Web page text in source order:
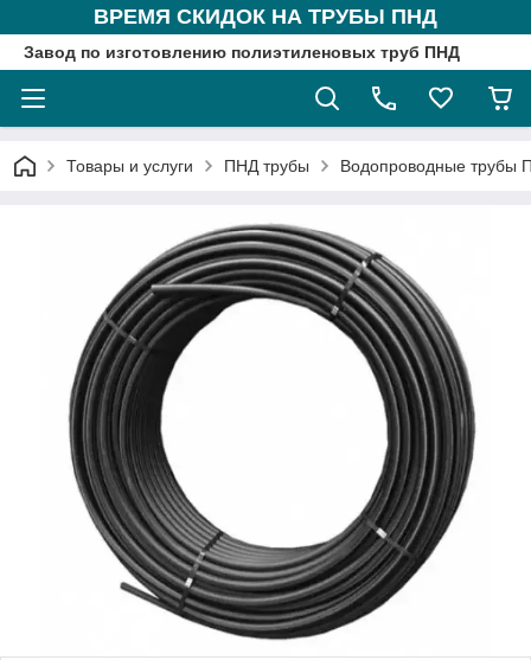
ВРЕМЯ СКИДОК НА ТРУБЫ ПНД
Завод по изготовлению полиэтиленовых труб ПНД
Товары и услуги ПНД трубы Водопроводные трубы